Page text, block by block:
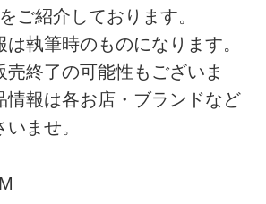
ご紹介しております。
執筆時のものになります。
売終了の可能性もございま
情報は各お店・ブランドなど
ませ。